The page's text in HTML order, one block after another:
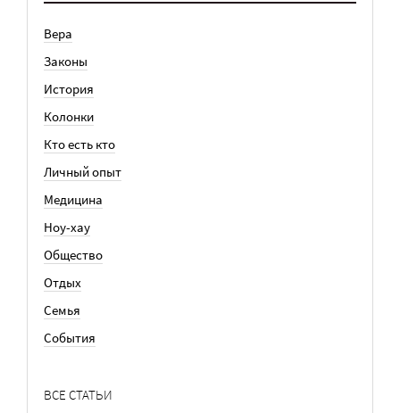
Вера
Законы
История
Колонки
Кто есть кто
Личный опыт
Медицина
Ноу-хау
Общество
Отдых
Семья
События
ВСЕ СТАТЬИ